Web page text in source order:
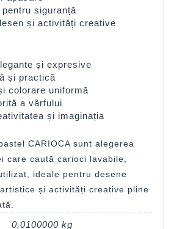
siguranță
și activități creative
și expresive
și practică
colorare uniformă
a vârfului
și imaginația
CARIOCA sunt alegerea
care caută carioci lavabile,
ideale pentru desene
și activități creative pline
0,0100000 kg